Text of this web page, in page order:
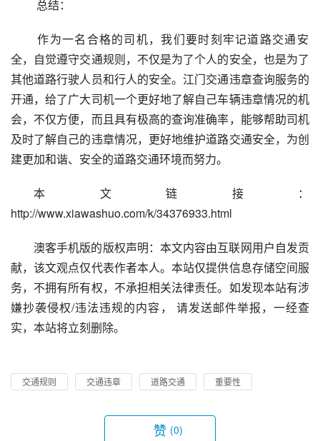
总结：
作为一名合格的司机，我们要时刻牢记道路交通安
全，自觉遵守交通规则，不仅是为了个人的安全，也是为了
其他道路行驶人员和行人的安全。江门交通违章查询服务的
开通，给了广大司机一个更好地了解自己车辆违章情况的机
会，不仅方便，而且具有极高的查询准确率，能够帮助司机
及时了解自己的违章情况，更好地维护道路交通安全，为创
建更加和谐、安全的道路交通环境而努力。
本文链接：
http://www.xiawashuo.com/k/34376933.html
澳客手机版的版权声明：本文内容由互联网用户自发贡
献，该文观点仅代表作者本人。本站仅提供信息存储空间服
务，不拥有所有权，不承担相关法律责任。如发现本站有涉
嫌抄袭侵权/违法违规的内容， 请发送邮件举报，一经查
实，本站将立刻删除。
交通规则 交通违章 道路交通 重要性
赞 (0)